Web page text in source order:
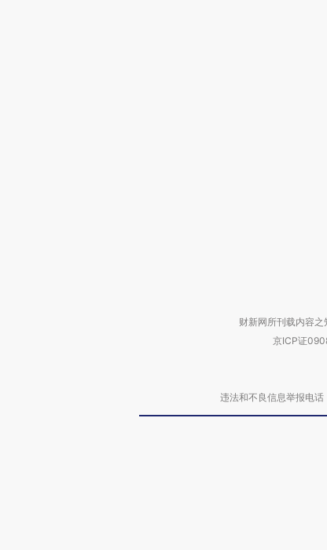
财新网所刊载内容
京ICP证
违法和不良信息举报电